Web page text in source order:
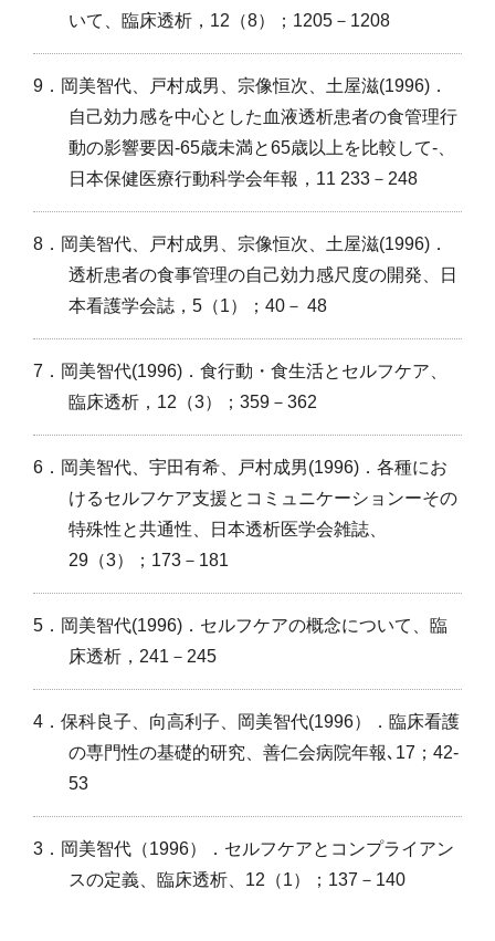
いて、臨床透析，12（8）；1205－1208
9．岡美智代、戸村成男、宗像恒次、土屋滋(1996)．
自己効力感を中心とした血液透析患者の食管理行
動の影響要因-65歳未満と65歳以上を比較して-、
日本保健医療行動科学会年報，11 233－248
8．岡美智代、戸村成男、宗像恒次、土屋滋(1996)．
透析患者の食事管理の自己効力感尺度の開発、日
本看護学会誌，5（1）；40－ 48
7．岡美智代(1996)．食行動・食生活とセルフケア、
臨床透析，12（3）；359－362
6．岡美智代、宇田有希、戸村成男(1996)．各種にお
けるセルフケア支援とコミュニケーションーその
特殊性と共通性、日本透析医学会雑誌、
29（3）；173－181
5．岡美智代(1996)．セルフケアの概念について、臨
床透析，241－245
4．保科良子、向高利子、岡美智代(1996）．臨床看護
の専門性の基礎的研究、善仁会病院年報､17；42-
53
3．岡美智代（1996）．セルフケアとコンプライアン
スの定義、臨床透析、12（1）；137－140